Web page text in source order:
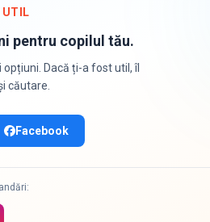
UTIL
pentru copilul tău.
Dacă ți-a fost util, îl
căutare.
Facebook